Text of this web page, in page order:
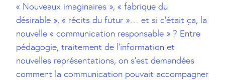
« Nouveaux imaginaires », « fabrique du
désirable », « récits du futur »… et si c’était ça, la
nouvelle « communication responsable » ? Entre
pédagogie, traitement de l’information et
nouvelles représentations, on s’est demandées
comment la communication pouvait accompagner